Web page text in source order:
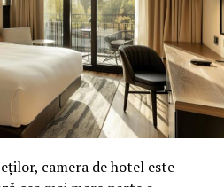
vedere raspunsul Curtii de
camera de hotel este